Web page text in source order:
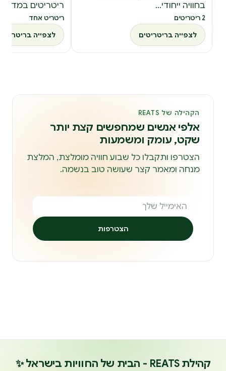
בחוויה ייחודי…
2 ריטריטים
לצפייה בריטריטים
ריטריטים
ריטריט אחד
לצפייה
הקהילה של REATS
אלפי אנשים שמחפשים קצת יותר
שקט, עומק ומשמעות
הצטרפו ותקבלו כל שבוע חוויה מומלצת, המלצת
מנחה ומאמר קצר שעושה טוב בנשמה.
הצטרפות
קהילת REATS - הבית של החוויות בישראל ✨